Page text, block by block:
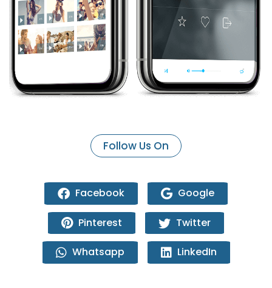
Follow Us On
Facebook Google
Pinterest Twitter
Whatsapp LinkedIn